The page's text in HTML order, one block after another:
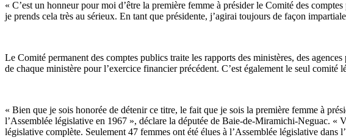
« C’est un honneur pour moi d’être la première femme à présider le Comité des
je prends cela très au sérieux. En tant que présidente, j’agirai toujours de façon
Le Comité permanent des comptes publics traite les rapports des ministères, des
de chaque ministère pour l’exercice financier précédent. C’est également le seul
« Bien que je sois honorée de détenir ce titre, le fait que je sois la première femme à
l’Assemblée législative en 1967 », déclare la députée de Baie-de-Miramichi-Neguac. «
législative complète. Seulement 47 femmes ont été élues à l’Assemblée législative